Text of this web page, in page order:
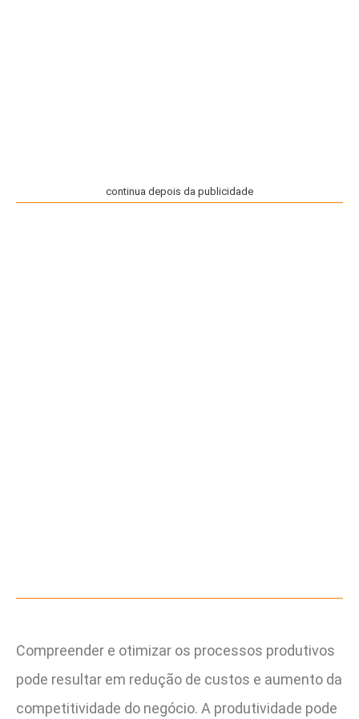
continua depois da publicidade
Compreender e otimizar os processos produtivos
pode resultar em redução de custos e aumento da
competitividade do negócio. A produtividade pode